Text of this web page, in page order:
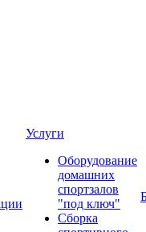
Услуги
Оборудование
домашних
спортзалов
"под ключ"
Сборка